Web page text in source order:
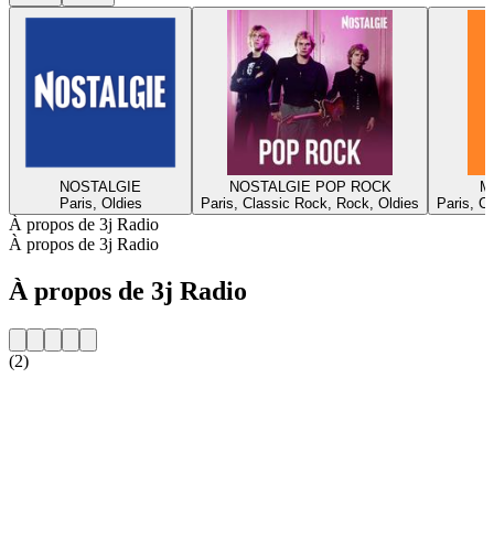
NOSTALGIE
Paris, Oldies
NOSTALGIE POP ROCK
Paris, Classic Rock, Rock, Oldies
Paris,
À propos de 3j Radio
À propos de 3j Radio
À propos de 3j Radio
(2)